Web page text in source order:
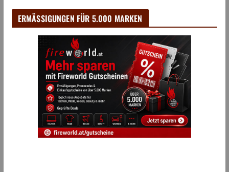
ERMÄSSIGUNGEN FÜR 5.000 MARKEN